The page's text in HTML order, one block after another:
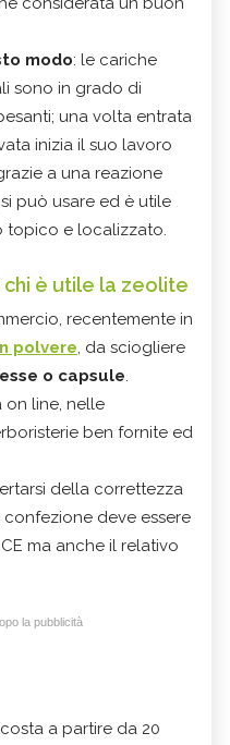
modo: le cariche
sono in grado di
una volta entrata
inizia il suo lavoro
a una reazione
può usare ed è utile
topico e localizzato.
è utile la zeolite
recentemente in
polvere, da sciogliere
o capsule.
on line, nelle
ben fornite ed
della correttezza
deve essere
ma anche il relativo
la pubblicità
a partire da 20